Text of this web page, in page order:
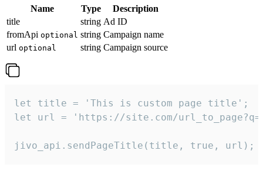
Name Type
Description
title
string Ad ID
fromApi optional string Campaign name
url optional string Campaign source
let title = 'This is custom page title';
let url = 'https://site.com/
jivo_api.sendPageTitle(title, true, url);